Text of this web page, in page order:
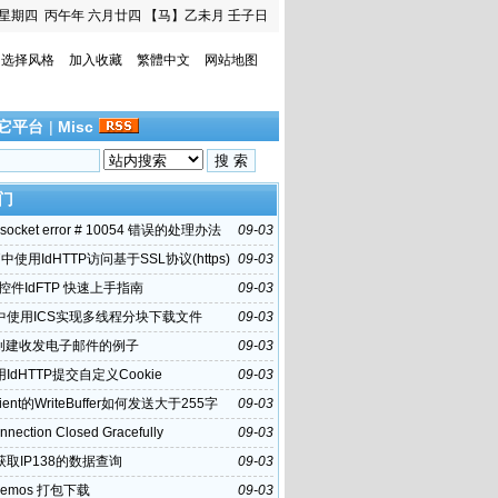
期四 丙午年 六月廿四 【马】乙未月 壬子日
选择风格 加入收藏 繁體中文 网站地图
平台 | Misc
09-03
error # 10054 错误的处理办法
09-03
使用IdHTTP访问基于SSL协议(https)
09-03
件IdFTP 快速上手指南
09-03
使用ICS实现多线程分块下载文件
09-03
建收发电子邮件的例子
09-03
IdHTTP提交自定义Cookie
09-03
的WriteBuffer如何发送大于255字
09-03
Closed Gracefully
09-03
取IP138的数据查询
09-03
打包下载